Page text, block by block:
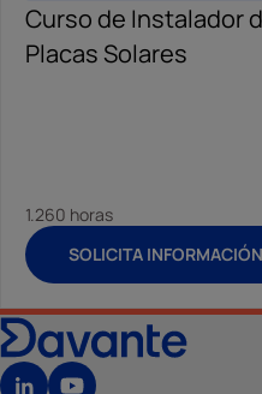
Curso de Instalador
Placas Solares
1.260 horas
SOLICITA INFORMACIÓN